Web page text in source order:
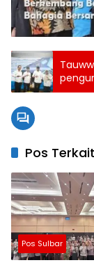
Pos Terkait
Pos Sulbar